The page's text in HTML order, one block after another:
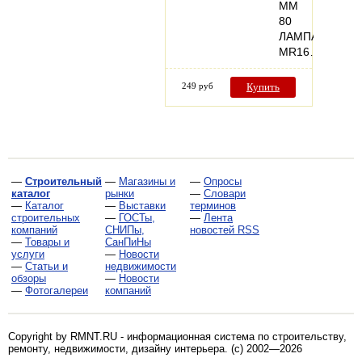
ММ
80
ЛАМПА
MR16…
249 руб Купить
— Строительный
каталог
— Каталог
строительных
компаний
— Товары и
услуги
— Статьи и
обзоры
— Фотогалереи
— Магазины и
рынки
— Выставки
— ГОСТы,
СНИПы,
СанПиНы
— Новости
недвижимости
— Новости
компаний
— Опросы
— Словари
терминов
— Лента
новостей RSS
Copyright by RMNT.RU - информационная система по строительству,
ремонту, недвижимости, дизайну интерьера. (c) 2002—2026